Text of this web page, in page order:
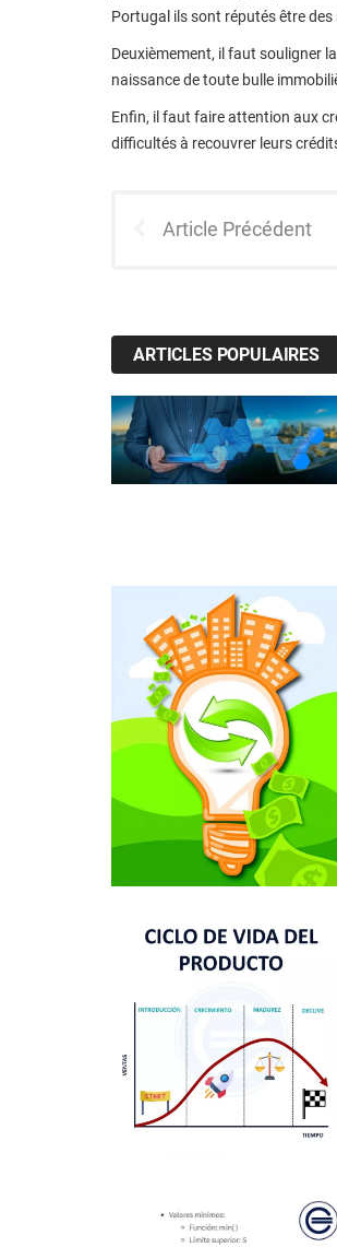
Portugal ils sont réputés être
Deuxièmement, il faut souligner
naissance de toute bulle
Enfin, il faut faire attention aux
difficultés à recouvrer leurs
Article Précédent
ARTICLES POPULAIRES